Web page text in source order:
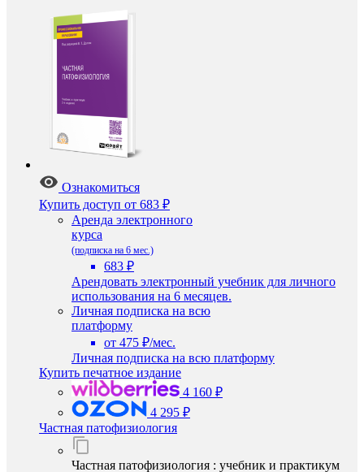
Ознакомиться
Купить доступ от 683 ₽
Аренда электронного
курса
(подписка на 6 мес.)
683 ₽
Арендовать электронный учебник для личного
использования на 6 месяцев.
Личная подписка на всю
платформу
от 475 ₽/мес.
Личная подписка на всю платформу
Купить печатное издание
4 160 ₽
4 295 ₽
Частная патофизиология
Частная патофизиология : учебник и практикум